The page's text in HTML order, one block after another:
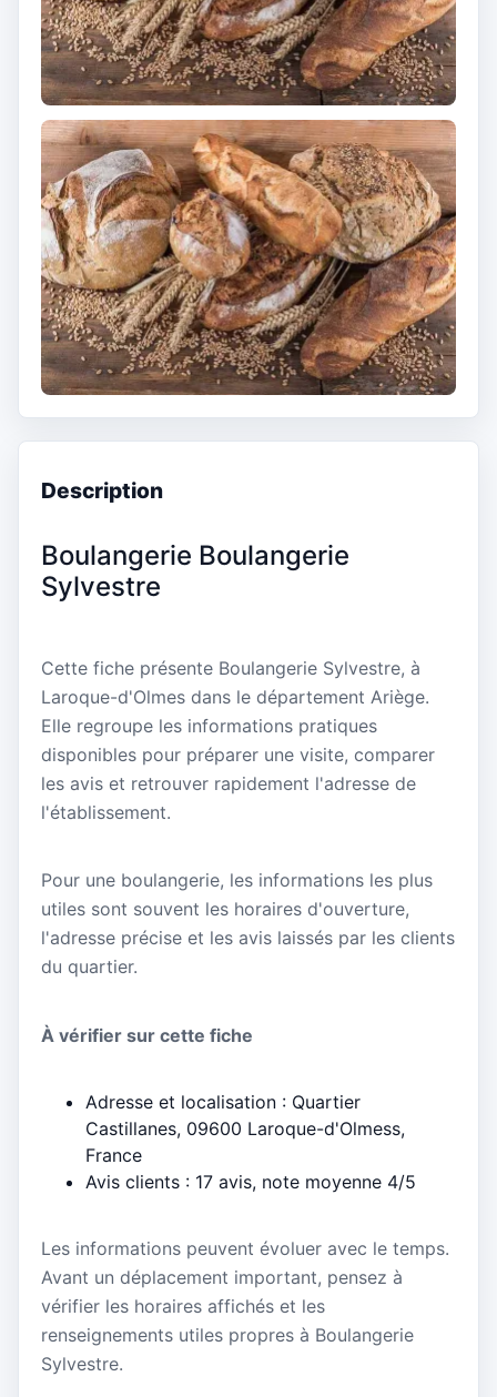
Description
Boulangerie Boulangerie
Sylvestre
Cette fiche présente Boulangerie Sylvestre, à
Laroque-d'Olmes dans le département Ariège.
Elle regroupe les informations pratiques
disponibles pour préparer une visite, comparer
les avis et retrouver rapidement l'adresse de
l'établissement.
Pour une boulangerie, les informations les plus
utiles sont souvent les horaires d'ouverture,
l'adresse précise et les avis laissés par les clients
du quartier.
À vérifier sur cette fiche
Adresse et localisation : Quartier
Castillanes, 09600 Laroque-d'Olmess,
France
Avis clients : 17 avis, note moyenne 4/5
Les informations peuvent évoluer avec le temps.
Avant un déplacement important, pensez à
vérifier les horaires affichés et les
renseignements utiles propres à Boulangerie
Sylvestre.